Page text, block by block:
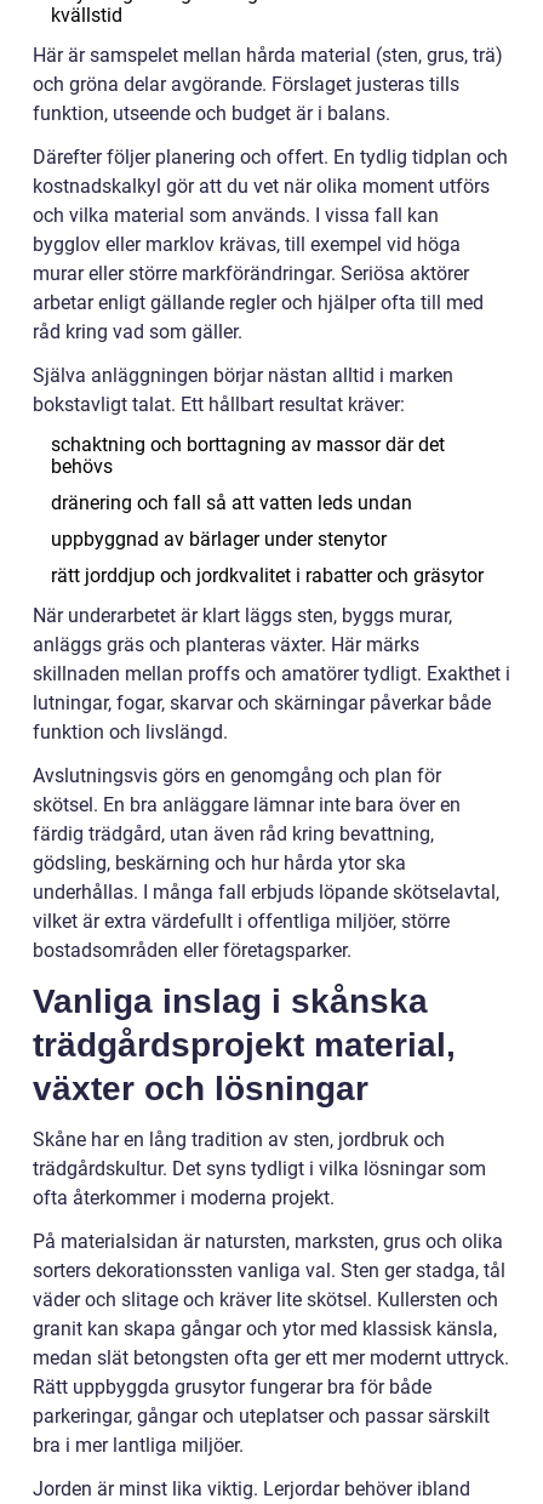
kvällstid
Här är samspelet mellan hårda material (sten, grus, trä)
och gröna delar avgörande. Förslaget justeras tills
funktion, utseende och budget är i balans.
Därefter följer planering och offert. En tydlig tidplan och
kostnadskalkyl gör att du vet när olika moment utförs
och vilka material som används. I vissa fall kan
bygglov eller marklov krävas, till exempel vid höga
murar eller större markförändringar. Seriösa aktörer
arbetar enligt gällande regler och hjälper ofta till med
råd kring vad som gäller.
Själva anläggningen börjar nästan alltid i marken
bokstavligt talat. Ett hållbart resultat kräver:
schaktning och borttagning av massor där det
behövs
dränering och fall så att vatten leds undan
uppbyggnad av bärlager under stenytor
rätt jorddjup och jordkvalitet i rabatter och gräsytor
När underarbetet är klart läggs sten, byggs murar,
anläggs gräs och planteras växter. Här märks
skillnaden mellan proffs och amatörer tydligt. Exakthet i
lutningar, fogar, skarvar och skärningar påverkar både
funktion och livslängd.
Avslutningsvis görs en genomgång och plan för
skötsel. En bra anläggare lämnar inte bara över en
färdig trädgård, utan även råd kring bevattning,
gödsling, beskärning och hur hårda ytor ska
underhållas. I många fall erbjuds löpande skötselavtal,
vilket är extra värdefullt i offentliga miljöer, större
bostadsområden eller företagsparker.
Vanliga inslag i skånska
trädgårdsprojekt material,
växter och lösningar
Skåne har en lång tradition av sten, jordbruk och
trädgårdskultur. Det syns tydligt i vilka lösningar som
ofta återkommer i moderna projekt.
På materialsidan är natursten, marksten, grus och olika
sorters dekorationssten vanliga val. Sten ger stadga, tål
väder och slitage och kräver lite skötsel. Kullersten och
granit kan skapa gångar och ytor med klassisk känsla,
medan slät betongsten ofta ger ett mer modernt uttryck.
Rätt uppbyggda grusytor fungerar bra för både
parkeringar, gångar och uteplatser och passar särskilt
bra i mer lantliga miljöer.
Jorden är minst lika viktig. Lerjordar behöver ibland